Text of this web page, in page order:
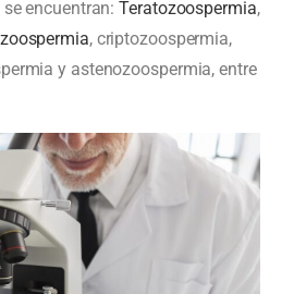
encuentran:Teratozoospermia,
, criptozoospermia,
y astenozoospermia, entre